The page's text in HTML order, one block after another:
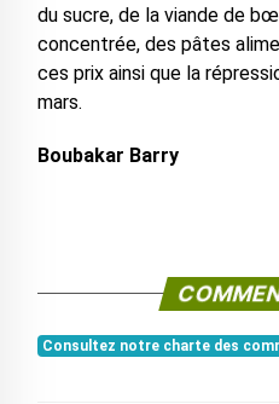
du sucre, de la viande de
concentrée, des pâtes
ces prix ainsi que la
mars.
Boubakar Barry
Consultez notre charte des